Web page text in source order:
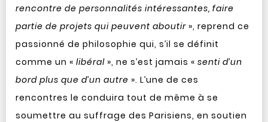
rencontre de personnalités intéressantes, faire
partie de projets qui peuvent aboutir», reprend ce
passionné de philosophie qui, s’il se définit
comme un « libéral», ne s’est jamais « senti d’un
bord plus que d’un autre ». L’une de ces
rencontres le conduira tout de même à se
soumettre au suffrage des Parisiens, en soutien